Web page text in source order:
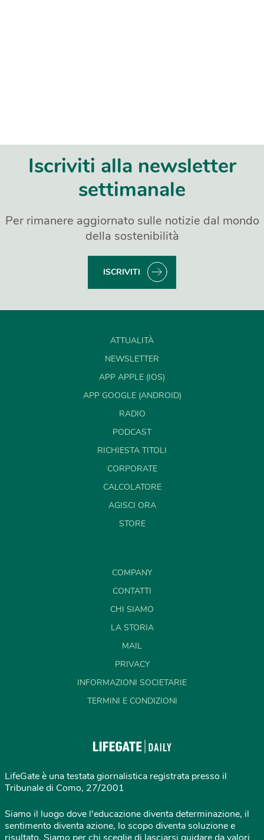
Iscriviti alla newsletter
settimanale
Per rimanere aggiornato sulle notizie dal mondo
della sostenibilità
ISCRIVITI
ATTUALITÀ
NEWSLETTER
APP APPLE (IOS)
APP GOOGLE (ANDROID)
RADIO
PODCAST
RICHIESTA TITOLI
CORPORATE
CALCOLATORE
AGISCI ORA
STORE
COMPANY
CONTATTI
CHI SIAMO
LA STORIA
MAIL
PRIVACY
INFORMAZIONI SOCIETARIE
TERMINI E CONDIZIONI
LifeGate è una testata giornalistica registrata presso il
Tribunale di Como, 27/2001
Siamo il luogo dove l'educazione diventa determinazione, il
sentimento diventa azione, lo scopo diventa soluzione e